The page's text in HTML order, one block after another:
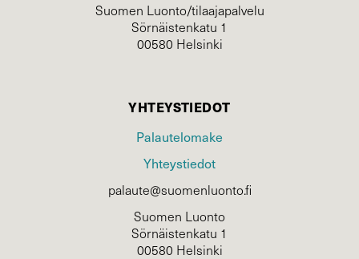
Suomen Luonto/tilaajapalvelu
Sörnäistenkatu 1
00580 Helsinki
YHTEYSTIEDOT
Palautelomake
Yhteystiedot
palaute@suomenluonto.fi
Suomen Luonto
Sörnäistenkatu 1
00580 Helsinki